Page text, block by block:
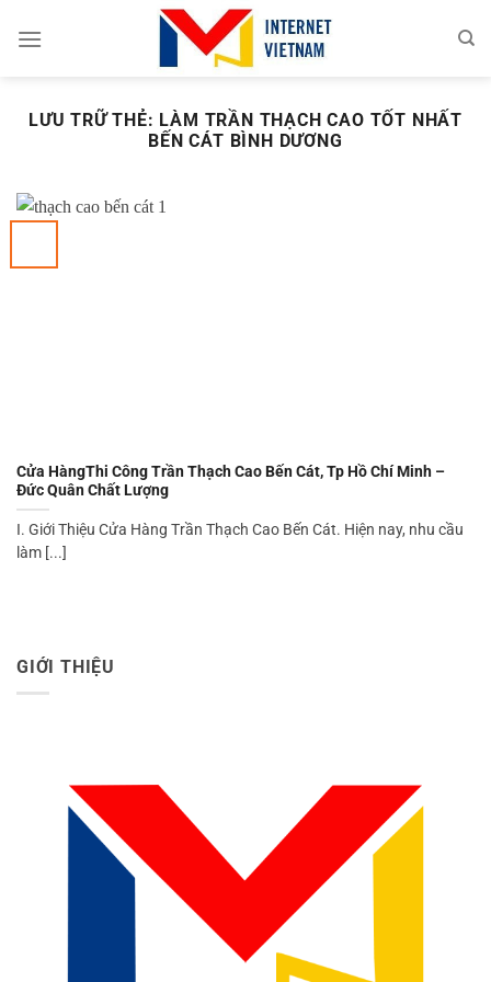
đến
LƯU TRỮ THẺ: LÀM TRẦN THẠCH CAO TỐT NHẤT
BẾN CÁT BÌNH DƯƠNG
Cửa HàngThi Công Trần Thạch Cao Bến Cát, Tp Hồ Chí Minh –
Đức Quân Chất Lượng
I. Giới Thiệu Cửa Hàng Trần Thạch Cao Bến Cát. Hiện nay, nhu cầu
làm [...]
GIỚI THIỆU